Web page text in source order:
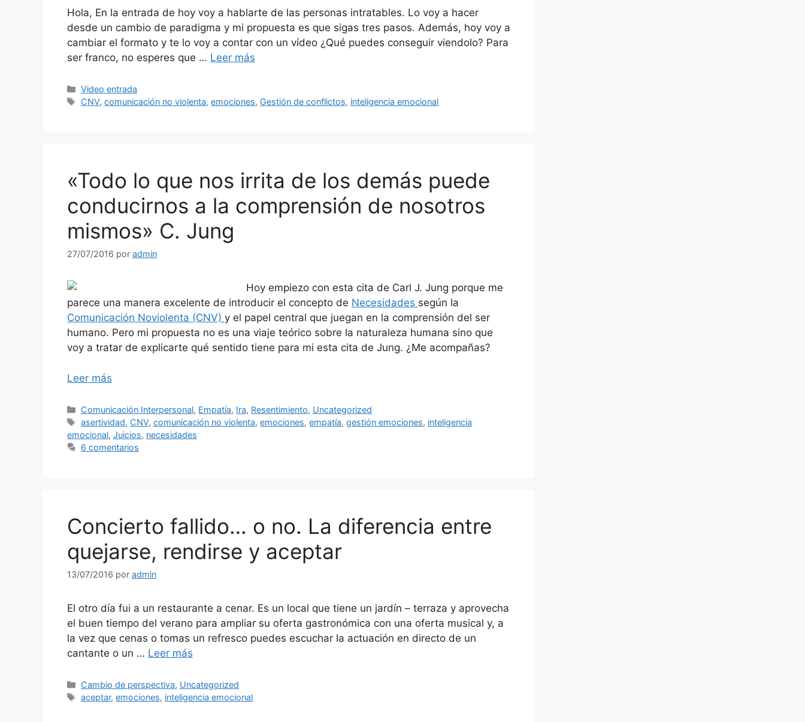
Hola, En la entrada de hoy voy a hablarte de las personas intratables. Lo voy a hacer
desde un cambio de paradigma y mi propuesta es que sigas tres pasos. Además, hoy voy a
cambiar el formato y te lo voy a contar con un vídeo ¿Qué puedes conseguir viendolo? Para
ser franco, no esperes que … Leer más
Categorías
Video entrada
Etiquetas
CNV,comunicación no violenta,emociones, Gestión de conflictos, inteligencia emocional
«Todo lo que nos irrita de los demás puede
conducirnos a la comprensión de nosotros
mismos» C. Jung
27/07/2016 por admin
Hoy empiezo con esta cita de Carl J. Jung porque me
parece una manera excelente de introducir el concepto de Necesidades según la
Comunicación Noviolenta (CNV) y el papel central que juegan en la comprensión del ser
humano. Pero mi propuesta no es una viaje teórico sobre la naturaleza humana sino que
voy a tratar de explicarte qué sentido tiene para mi esta cita de Jung. ¿Me acompañas?
Leer más
Categorías
Comunicación Interpersonal, Empatía, Ira, Resentimiento, Uncategorized
Etiquetas
asertividad, CNV,comunicación no violenta,emociones,empatía,gestión emociones, inteligencia
emocional, Juicios, necesidades
6 comentarios
Concierto fallido… o no. La diferencia entre
quejarse, rendirse y aceptar
13/07/2016 por admin
El otro día fui a un restaurante a cenar. Es un local que tiene un jardín – terraza y aprovecha
el buen tiempo del verano para ampliar su oferta gastronómica con una oferta musical y, a
la vez que cenas o tomas un refresco puedes escuchar la actuación en directo de un
cantante o un … Leer más
Categorías
Cambio de perspectiva, Uncategorized
Etiquetas
aceptar,emociones, inteligencia emocional